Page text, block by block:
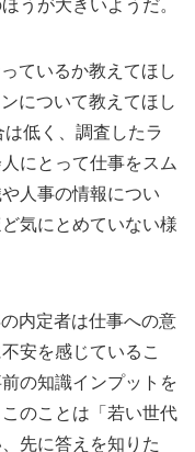
うが大きいようだ。
ているか教えてほし
について教えてほし
低く、調査したラ
にとって仕事をスム
人事の情報につい
気にとめていない様
内定者は仕事への意
安を感じているこ
の知識インプットを
のことは「若い世代
先に答えを知りた